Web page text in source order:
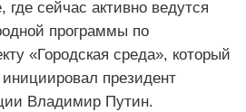
сейчас активно ведутся
программы по
«Городская среда», который
инициировал президент
Владимир Путин.